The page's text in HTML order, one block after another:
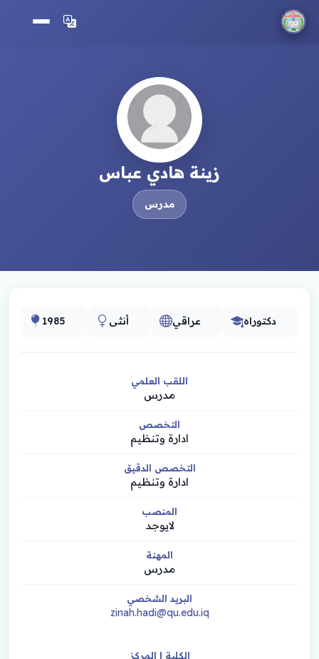
زينة هادي عباس
مدرس
1985 أنثى عراقي دكتوراه
اللقب العلمي
مدرس
التخصص
ادارة وتنظيم
التخصص الدقيق
ادارة وتنظيم
المنصب
لايوجد
المهنة
مدرس
البريد الشخصي
zinah.hadi@qu.edu.iq
الكلية | المركز